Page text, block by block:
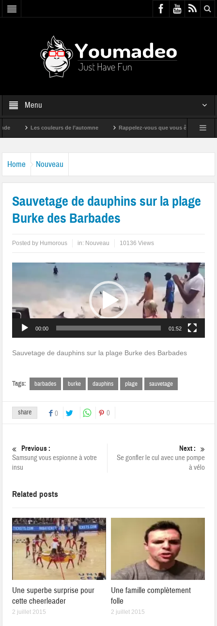
Menu
Les couleurs de l’automne Rappelez-vous que vous êtes super !
Home Nouveau
Sauvetage de dauphins sur la plage
Burke des Barbades
Posted by Humorous in: Nouveau 10136 Views
00:00 01:52
Sauvetage de dauphins sur la plage Burke des Barbades
Tags: barbades burke dauphins plage sauvetage
share 0 0
Previous :
Samsung vous espionne à votre
insu
Next :
Se gonfler le cul avec une pompe
à vélo
Related posts
Une superbe surprise pour
cette cheerleader
2 juillet 2015
Une famille complètement
folle
2 juillet 2015